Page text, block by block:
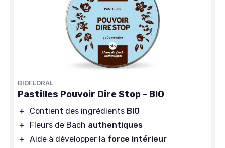
BIOFLORAL
Pastilles Pouvoir Dire Stop - BIO
＋ Contient des ingrédients BIO
＋
Fleurs de Bach authentiques
＋ Aide à développer la force intérieur